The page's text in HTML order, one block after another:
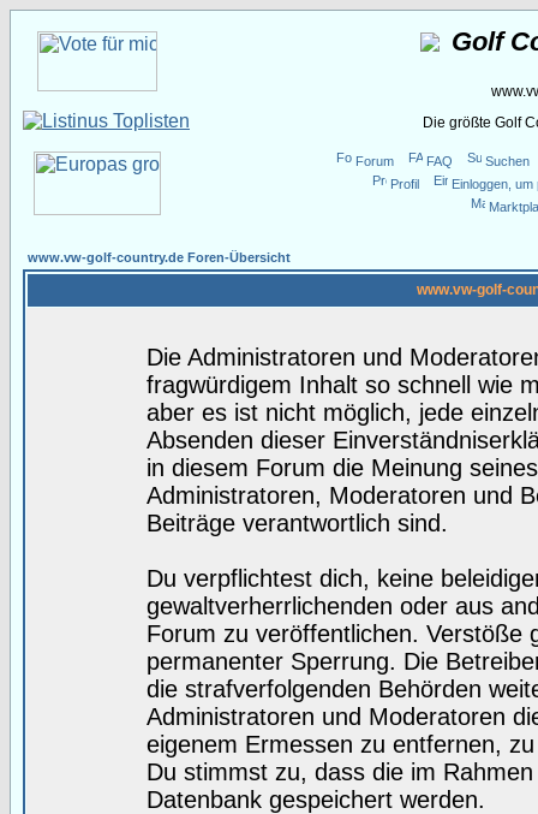
Golf
Die größte Golf
Forum FAQ
Suchen
Profil
Einloggen,
www.vw-golf-country.de Foren-Übersicht
www.vw-golf-
Die Administratoren und
fragwürdigem Inhalt so schnell wie
aber es ist nicht möglich, jede
Absenden dieser
in diesem Forum die Meinung
Administratoren, Moderatoren und
Beiträge verantwortlich sind.
Du verpflichtest dich, keine
gewaltverherrlichenden oder aus
Forum zu veröffentlichen. Verstöße
permanenter Sperrung. Die
die strafverfolgenden Behörden
Administratoren und Moderatoren
eigenem Ermessen zu entfernen,
Du stimmst zu, dass die im
Datenbank gespeichert werden.